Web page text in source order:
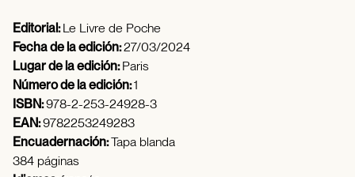
Editorial:Le Livre de Poche
Fecha de la edición:27/03/2024
Lugar de la edición:Paris
Número de la edición:1
ISBN:978-2-253-24928-3
EAN:9782253249283
Encuadernación:Tapa blanda
384 páginas